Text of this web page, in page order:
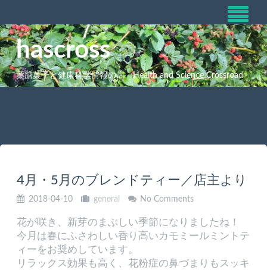
hascross
薬膳菓子と健康科学情報の店 Health and Science Crossroad
4月・5月のブレンドティー／店主より
2018-04-10 general No Comments
花が咲き、新芽のまぶしい季節になりましたね！
今月は春にふさわしい香り高いカモミールミントテ
ィーをお奨めしています。
リラックス効果も高く、花粉症の鼻づまりもスッキ